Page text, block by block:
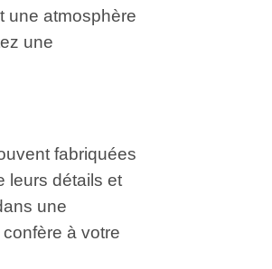
une atmosphère
une
fabriquées
leurs détails et
une
à votre